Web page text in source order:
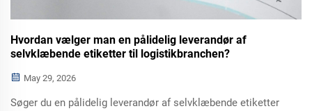
Hvordan vælger man en pålidelig leverandør af
selvklæbende etiketter til logistikbranchen?
May 29, 2026
Søger du en pålidelig leverandør af selvklæbende etiketter